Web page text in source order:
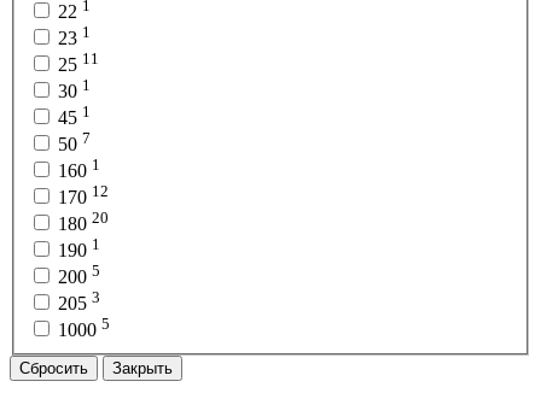
22 1
23 1
25 11
30 1
45 1
50 7
160 1
170 12
180 20
190 1
200 5
205 3
1000 5
Сбросить Закрыть